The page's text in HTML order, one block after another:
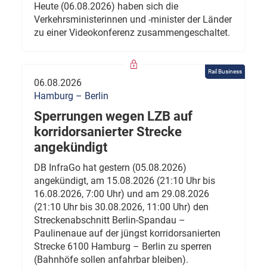
Heute (06.08.2026) haben sich die
Verkehrsministerinnen und -minister der Länder
zu einer Videokonferenz zusammengeschaltet.
Rail Business
06.08.2026
Hamburg – Berlin
Sperrungen wegen LZB auf
korridorsanierter Strecke
angekündigt
DB InfraGo hat gestern (05.08.2026)
angekündigt, am 15.08.2026 (21:10 Uhr bis
16.08.2026, 7:00 Uhr) und am 29.08.2026
(21:10 Uhr bis 30.08.2026, 11:00 Uhr) den
Streckenabschnitt Berlin-Spandau –
Paulinenaue auf der jüngst korridorsanierten
Strecke 6100 Hamburg – Berlin zu sperren
(Bahnhöfe sollen anfahrbar bleiben).